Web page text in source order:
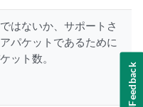
はないか、サポートさ
パケットであるために
ット数。
Feedback